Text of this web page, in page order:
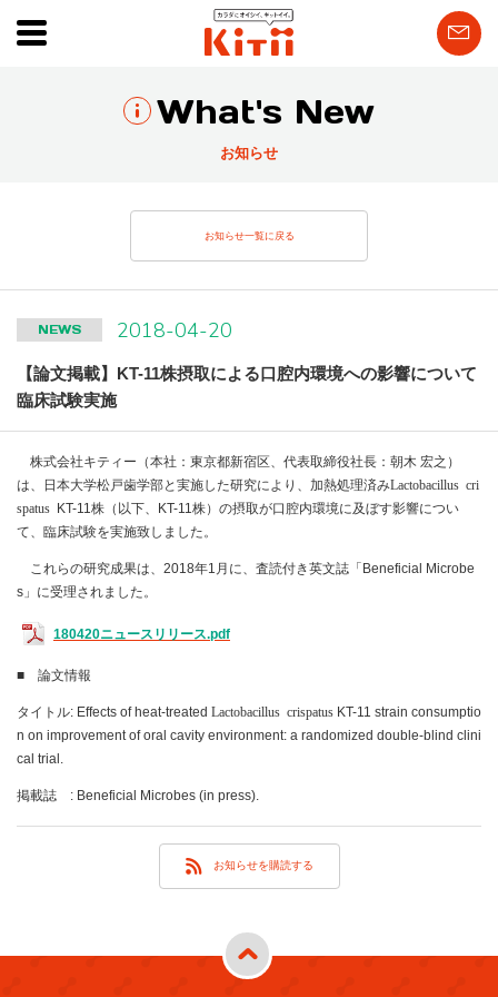
What's New
お知らせ
お知らせ一覧に戻る
NEWS 2018-04-20
【論文掲載】KT-11株摂取による口腔内環境への影響について
臨床試験実施
株式会社キティー（本社：東京都新宿区、代表取締役社長：朝木 宏之）
は、日本大学松戸歯学部と実施した研究により、加熱処理済みLactobacillus cri
spatus KT-11株（以下、KT-11株）の摂取が口腔内環境に及ぼす影響につい
て、臨床試験を実施致しました。
これらの研究成果は、2018年1月に、査読付き英文誌「Beneficial Microbe
s」に受理されました。
180420ニュースリリース.pdf
■ 論文情報
タイトル: Effects of heat-treated Lactobacillus crispatus KT-11 strain consumptio
n on improvement of oral cavity environment: a randomized double-blind clini
cal trial.
掲載誌 : Beneficial Microbes (in press).
お知らせを購読する